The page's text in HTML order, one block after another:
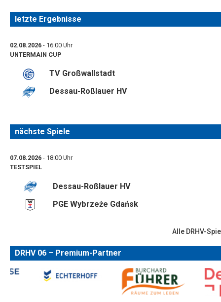
letzte Ergebnisse
02.08.2026 - 16:00 Uhr
UNTERMAIN CUP
TV Großwallstadt
Dessau-Roßlauer HV
nächste Spiele
07.08.2026 - 18:00 Uhr
TESTSPIEL
Dessau-Roßlauer HV
PGE Wybrzeże Gdańsk
Alle DRHV-
DRHV 06 – Premium-Partner